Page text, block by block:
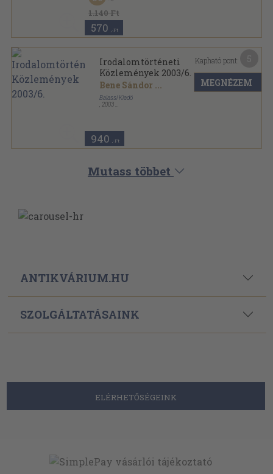
Irodalomtörténeti Közlemények sorozat
1.140 Ft
570 ,-Ft
Irodalomtörténeti
Közlemények 2003/6.
Bene Sándor ...
Balassi Kiadó
2003
940 ,-Ft
Kapható pont:
MEGNÉZEM
Mutass többet
ANTIKVÁRIUM.HU
SZOLGÁLTATÁSAINK
ELÉRHETŐSÉGEINK